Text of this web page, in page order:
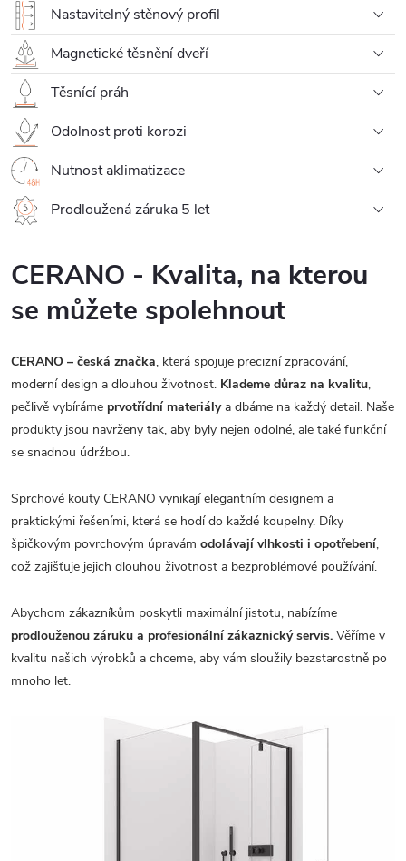
Nastavitelný stěnový profil
Magnetické těsnění dveří
Těsnící práh
Odolnost proti korozi
Nutnost aklimatizace
Prodloužená záruka 5 let
CERANO - Kvalita, na kterou
se můžete spolehnout
CERANO – česká značka, která spojuje precizní zpracování,
moderní design a dlouhou životnost. Klademe důraz na kvalitu,
pečlivě vybíráme prvotřídní materiálya dbáme na každý detail. Naše
produkty jsou navrženy tak, aby byly nejen odolné, ale také funkční
se snadnou údržbou.
Sprchové kouty CERANO vynikají elegantním designem a
praktickými řešeními, která se hodí do každé koupelny. Díky
špičkovým povrchovým úpravám odolávají vlhkosti i opotřebení,
což zajišťuje jejich dlouhou životnost a bezproblémové používání.
Abychom zákazníkům poskytli maximální jistotu, nabízíme
prodlouženou záruku a profesionální zákaznický servis. Věříme v
kvalitu našich výrobků a chceme, aby vám sloužily bezstarostně po
mnoho let.